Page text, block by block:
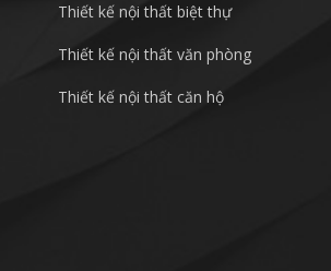
Thiết kế nội thất biệt thự
Thiết kế nội thất văn phòng
Thiết kế nội thất căn hộ